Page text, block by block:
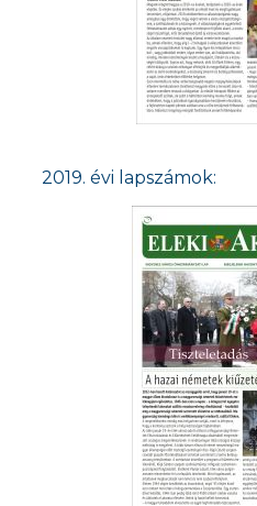
2019. évi lapszámok: